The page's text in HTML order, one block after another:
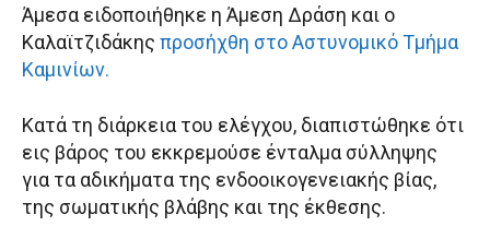
Άμεσα ειδοποιήθηκε η Άμεση Δράση και ο
Καλαϊτζιδάκης προσήχθη στο Αστυνομικό Τμήμα
Καμινίων.
Κατά τη διάρκεια του ελέγχου, διαπιστώθηκε ότι
εις βάρος του εκκρεμούσε ένταλμα σύλληψης
για τα αδικήματα της ενδοοικογενειακής βίας,
της σωματικής βλάβης και της έκθεσης.